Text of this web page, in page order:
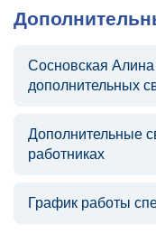
Сосновская
дополнительных
Дополнительные
работниках
График работы